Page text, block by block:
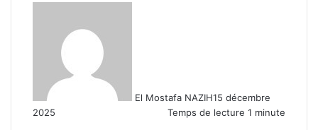
El Mostafa NAZIH15 décembre
2025
Temps de lecture 1 minute